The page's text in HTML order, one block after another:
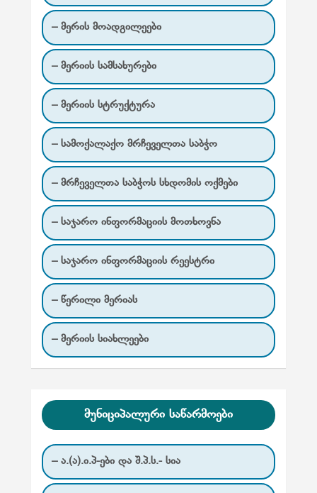
– მერის მოადგილეები
– მერიის სამსახურები
– მერიის სტრუქტურა
– სამოქალაქო მრჩეველთა საბჭო
– მრჩეველთა საბჭოს სხდომის ოქმები
– საჯარო ინფორმაციის მოთხოვნა
– საჯარო ინფორმაციის რეესტრი
– წერილი მერიას
– მერიის სიახლეები
მუნიციპალური საწარმოები
– ა.(ა).ი.პ-ები და შ.პ.ს.- სია